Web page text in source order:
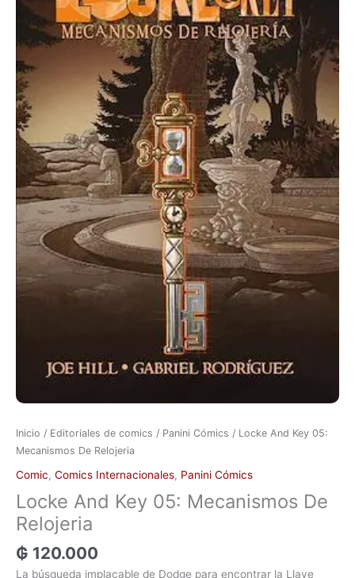
Inicio / Editoriales de comics / Panini Cómics / Locke And Key 05:
Mecanismos De Relojeria
Comic, Comics Internacionales, Panini Cómics
Locke And Key 05: Mecanismos De
Relojeria
₲ 120.000
La búsqueda implacable de Dodge para encontrar la Llave
De
Relojeria
cantidad